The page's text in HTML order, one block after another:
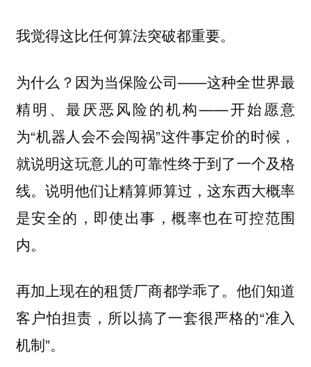
我觉得这比任何算法突破都重要。
为什么？因为当保险公司——这种全世界最
精明、最厌恶风险的机构——开始愿意
为“机器人会不会闯祸”这件事定价的时候，
就说明这玩意儿的可靠性终于到了一个及格
线。说明他们让精算师算过，这东西大概率
是安全的，即使出事，概率也在可控范围
内。
再加上现在的租赁厂商都学乖了。他们知道
客户怕担责，所以搞了一套很严格的“准入
机制”。